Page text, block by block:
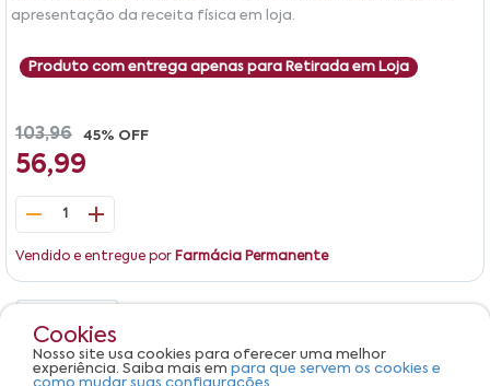
apresentação da receita física em loja.
Produto com entrega apenas para Retirada em Loja
103,96 45% OFF
56,99
1
Vendido e entregue por Farmácia Permanente
Produto não apresenta descrição.
Cookies
Nosso site usa cookies para oferecer uma melhor
experiência. Saiba mais em para que servem os cookies e